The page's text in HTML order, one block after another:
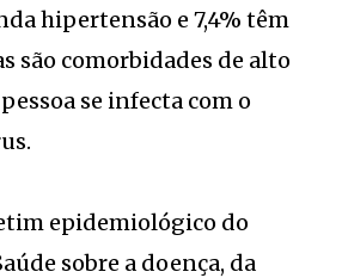
hipertensão e 7,4% têm
são comorbidades de alto
se infecta com o
epidemiológico do
sobre a doença, da